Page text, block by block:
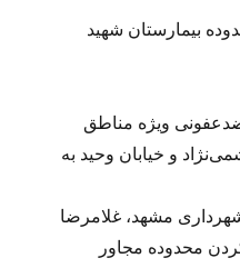
ویژه مناطق
و خیابان وحید به
مشهد، غلامرضا
محدوده مجاور